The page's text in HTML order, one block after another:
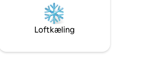
Loftkæling